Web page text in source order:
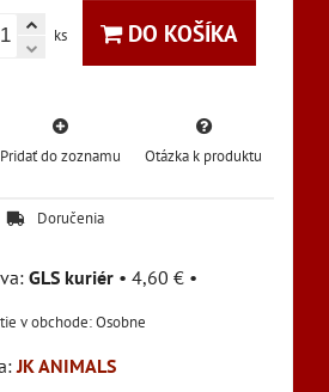
ks DO KOŠÍKA
Pridať do zoznamu Otázka k produktu
Doručenia
GLS kuriér • 4,60 € •
Osobne
JK ANIMALS